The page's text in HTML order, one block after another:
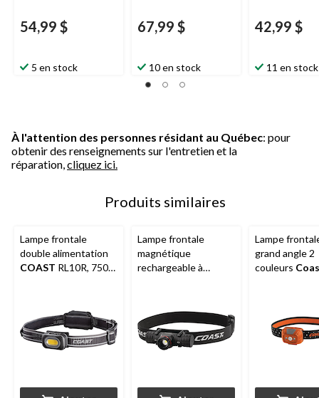
54,99 $
5 en stock
67,99 $
10 en stock
42,99 $
11 en stock
À l'attention des personnes résidant au Québec: pour
obtenir des renseignements sur l'entretien et la
réparation, cliquez ici.
Produits similaires
Lampe frontale
double alimentation
COAST RL10R, 750
Lampe frontale
magnétique
rechargeable à
des intempéries
CoastXPH30R, noir
Lampe
grand angle 2
couleurs